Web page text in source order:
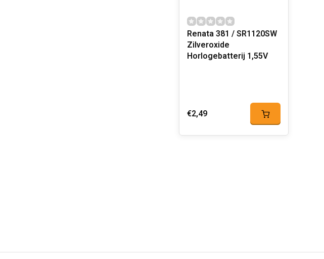
Renata 381 / SR1120SW
Zilveroxide
Horlogebatterij 1,55V
€2,49